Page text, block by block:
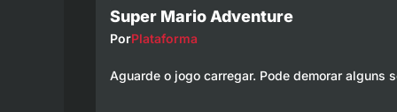
Super Mario Adventure
PorPlataforma
Aguarde o jogo carregar. Pode demorar alguns